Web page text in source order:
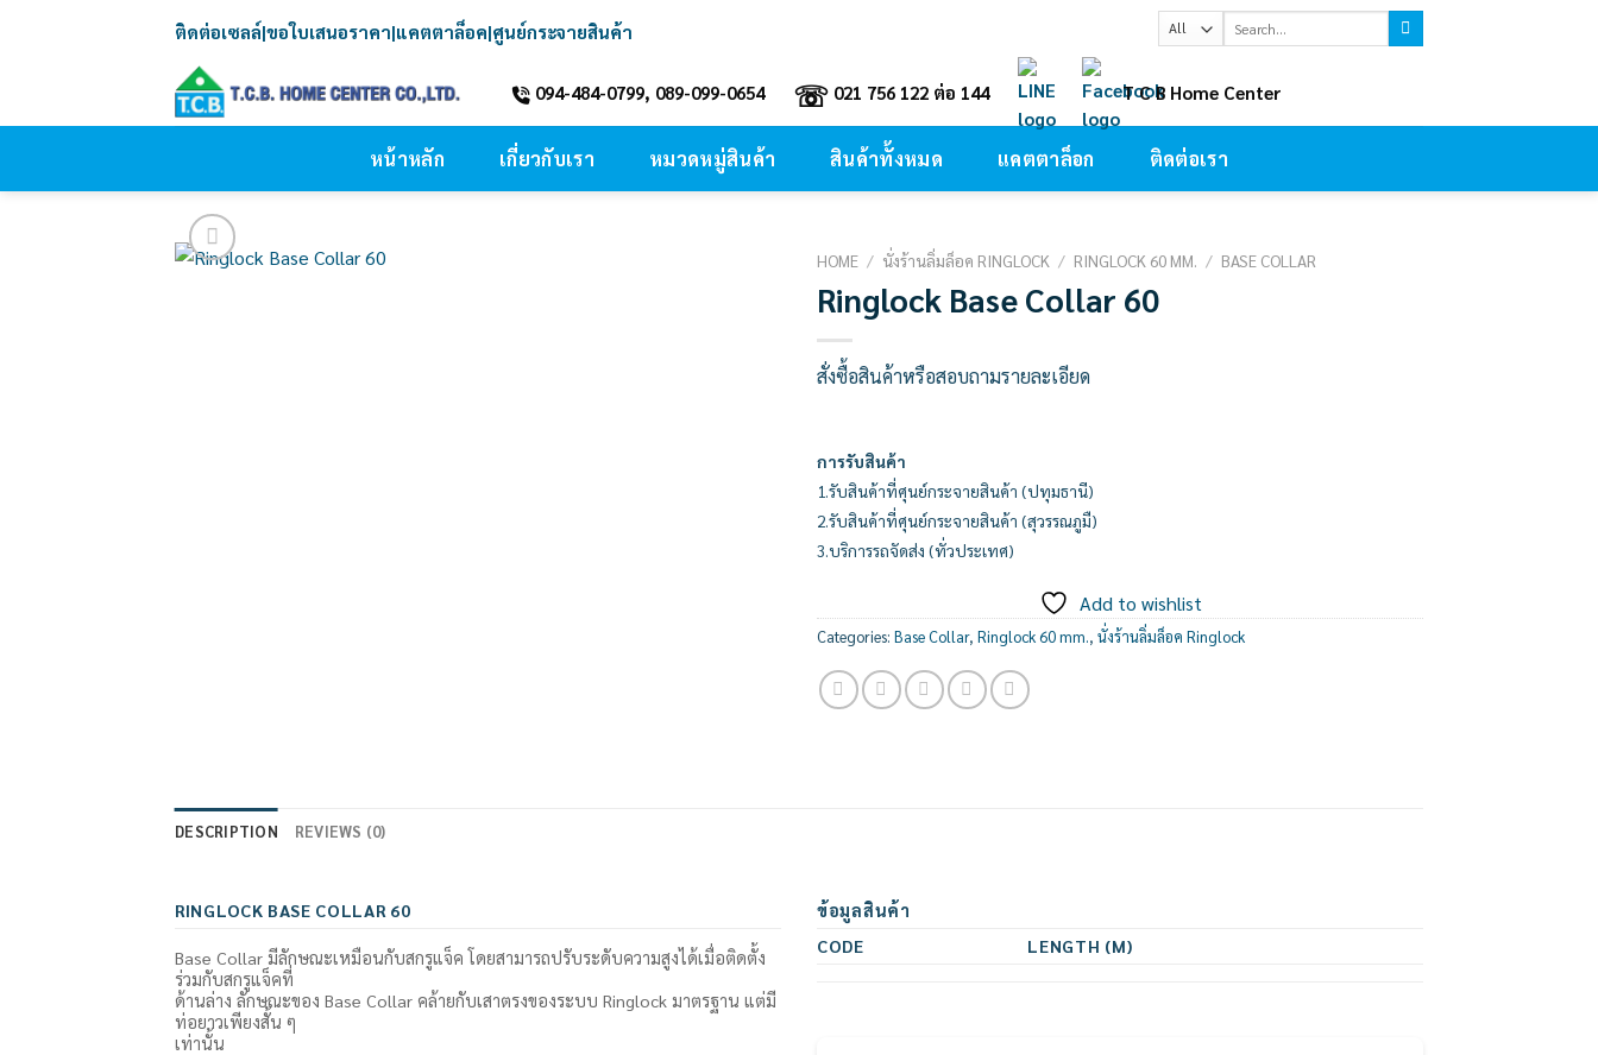
ติดต่อเซลล์|ขอใบเสนอราคา|แคตตาล็อค|ศูนย์กระจายสินค้า
for:
094-484-0799, 089-099-0654 ☏ 021 756 122 ต่อ 144 ㅤT C B Home Center
หน้าหลัก เกี่ยวกับเรา หมวดหมู่สินค้า สินค้าทั้งหมด แคตตาล็อก ติดต่อเรา
HOME / นั่งร้านลิ่มล็อค RINGLOCK / RINGLOCK 60 MM. / BASE COLLAR
Ringlock Base Collar 60
สั่งซื้อสินค้าหรือสอบถามรายละเอียด
การรับสินค้า
1.รับสินค้าที่ศุนย์กระจายสินค้า (ปทุมธานี)
2.รับสินค้าที่ศุนย์กระจายสินค้า (สุวรรณภูมื)
3.บริการรถจัดส่ง (ทั่วประเทศ)
Add to wishlist
Categories: Base Collar, Ringlock 60 mm., นั่งร้านลิ่มล็อค Ringlock
DESCRIPTION REVIEWS (0)
RINGLOCK BASE COLLAR 60
Base Collar มีลักษณะเหมือนกับสกรูแจ็ค โดยสามารถปรับระดับความสูงได้เมื่อติดตั้ง
ร่วมกับสกรูแจ็คที่
ด้านล่าง ลักษณะของ Base Collar คล้ายกับเสาตรงของระบบ Ringlock มาตรฐาน แต่มี
ท่อยาวเพียงสั้น ๆ
เท่านั้น
ข้อมูลสินค้า
CODE
LENGTH (M)